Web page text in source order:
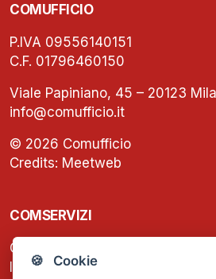
🍪 Cookie
COMUFFICIO
P.IVA 09556140151
C.F. 01796460150
Viale Papiniano, 45 – 20123
info@comufficio.it
© 2026 Comufficio
Credits: Meetweb
COMSERVIZI
C.F. e P.IVA: 13474420158
Iscrizione REA Milano n. 1656740